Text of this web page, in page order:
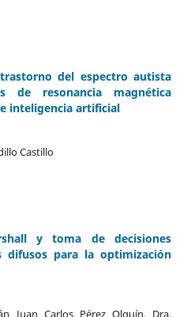
del espectro autista
de resonancia magnética
inteligencia artificial
Castillo
y toma de decisiones
difusos para la optimización